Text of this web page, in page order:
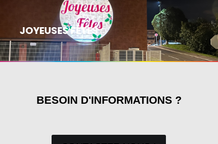
JOYEUSES FÊTES
BESOIN D'INFORMATIONS ?